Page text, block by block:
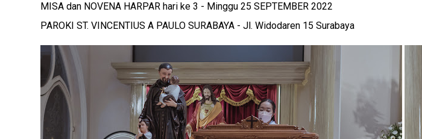
MISA dan NOVENA HARPAR hari ke 3 - Minggu 25 SEPTEMBER 2022
PAROKI ST. VINCENTIUS A PAULO SURABAYA - Jl. Widodaren 15 Surabaya